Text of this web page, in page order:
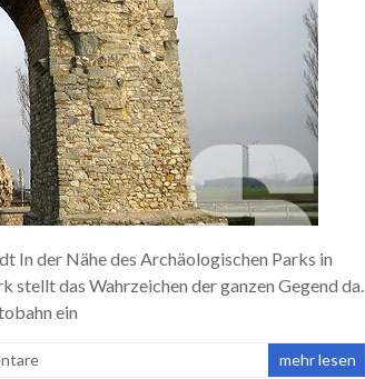
In der Nähe des Archäologischen Parks in
stellt das Wahrzeichen der ganzen Gegend da.
ein
mehr lesen